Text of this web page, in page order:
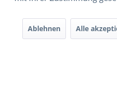
durch DE-ÖKO-
Ablehnen Alle